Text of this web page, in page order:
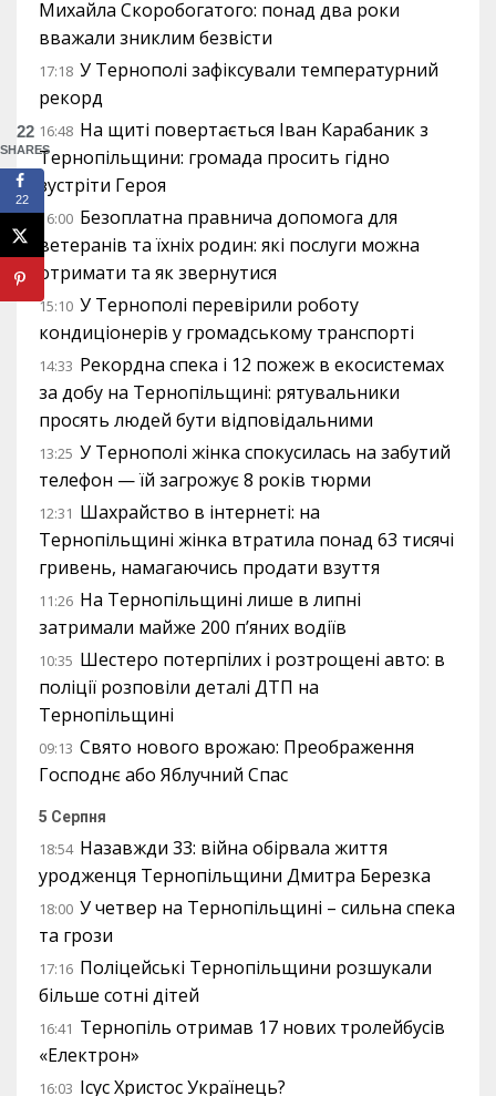
Михайла Скоробогатого: понад два роки
вважали зниклим безвісти
17:18 У Тернополі зафіксували температурний
рекорд
16:48 На щиті повертається Іван Карабаник з
Тернопільщини: громада просить гідно
зустріти Героя
16:00 Безоплатна правнича допомога для
ветеранів та їхніх родин: які послуги можна
отримати та як звернутися
15:10 У Тернополі перевірили роботу
кондиціонерів у громадському транспорті
14:33 Рекордна спека і 12 пожеж в екосистемах
за добу на Тернопільщині: рятувальники
просять людей бути відповідальними
13:25 У Тернополі жінка спокусилась на забутий
телефон — їй загрожує 8 років тюрми
12:31 Шахрайство в інтернеті: на
Тернопільщині жінка втратила понад 63 тисячі
гривень, намагаючись продати взуття
11:26 На Тернопільщині лише в липні
затримали майже 200 п’яних водіїв
10:35 Шестеро потерпілих і розтрощені авто: в
поліції розповіли деталі ДТП на
Тернопільщині
09:13 Свято нового врожаю: Преображення
Господнє або Яблучний Спас
5 Серпня
18:54 Назавжди 33: війна обірвала життя
уродженця Тернопільщини Дмитра Березка
18:00 У четвер на Тернопільщині – сильна спека
та грози
17:16 Поліцейські Тернопільщини розшукали
більше сотні дітей
16:41 Тернопіль отримав 17 нових тролейбусів
«Електрон»
16:03 Ісус Христос Українець?
22
SHARES
22